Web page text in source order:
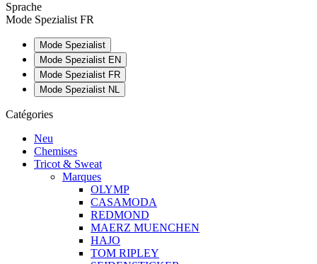
Sprache
Mode Spezialist FR
Mode Spezialist
Mode Spezialist EN
Mode Spezialist FR
Mode Spezialist NL
Catégories
Neu
Chemises
Tricot & Sweat
Marques
OLYMP
CASAMODA
REDMOND
MAERZ MUENCHEN
HAJO
TOM RIPLEY